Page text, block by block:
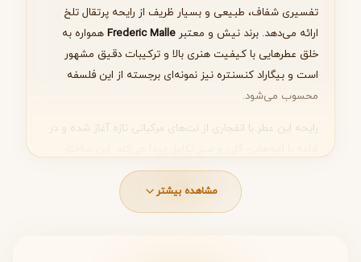
تفسیری شفاف، طبیعی و بسیار ظریف از رایحه پرتقال تلخ
ارائه می‌دهد. برند نیش و معتبر Frederic Malleهمواره به
خلق عطرهایی با کیفیت هنری بالا و ترکیبات دقیق مشهور
است و بیگاراد کنسنتره نیز نمونه‌ای برجسته از این فلسفه
محسوب می‌شود.
رایحه این عطر با انفجاری از نت‌های مرکباتی تازه آغاز شده و در
Bigarade Concentreeگزینه‌ای ایده‌آل برای
علاقه‌مندان به عطرهای سبک، طبیعی و شفاف باشد. اگر به
دنبال عطری متفاوت، خاص و بسیار خوش‌ساخت برای استفاده
مشاهده بیشتر